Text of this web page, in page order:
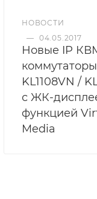
НОВОСТИ
— 04.05.2017
Новые IP
KL1108VN /
с ЖК-
функцией
Media